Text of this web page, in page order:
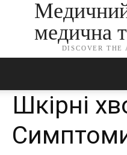
медична
DISCOVER THE
Шкірні